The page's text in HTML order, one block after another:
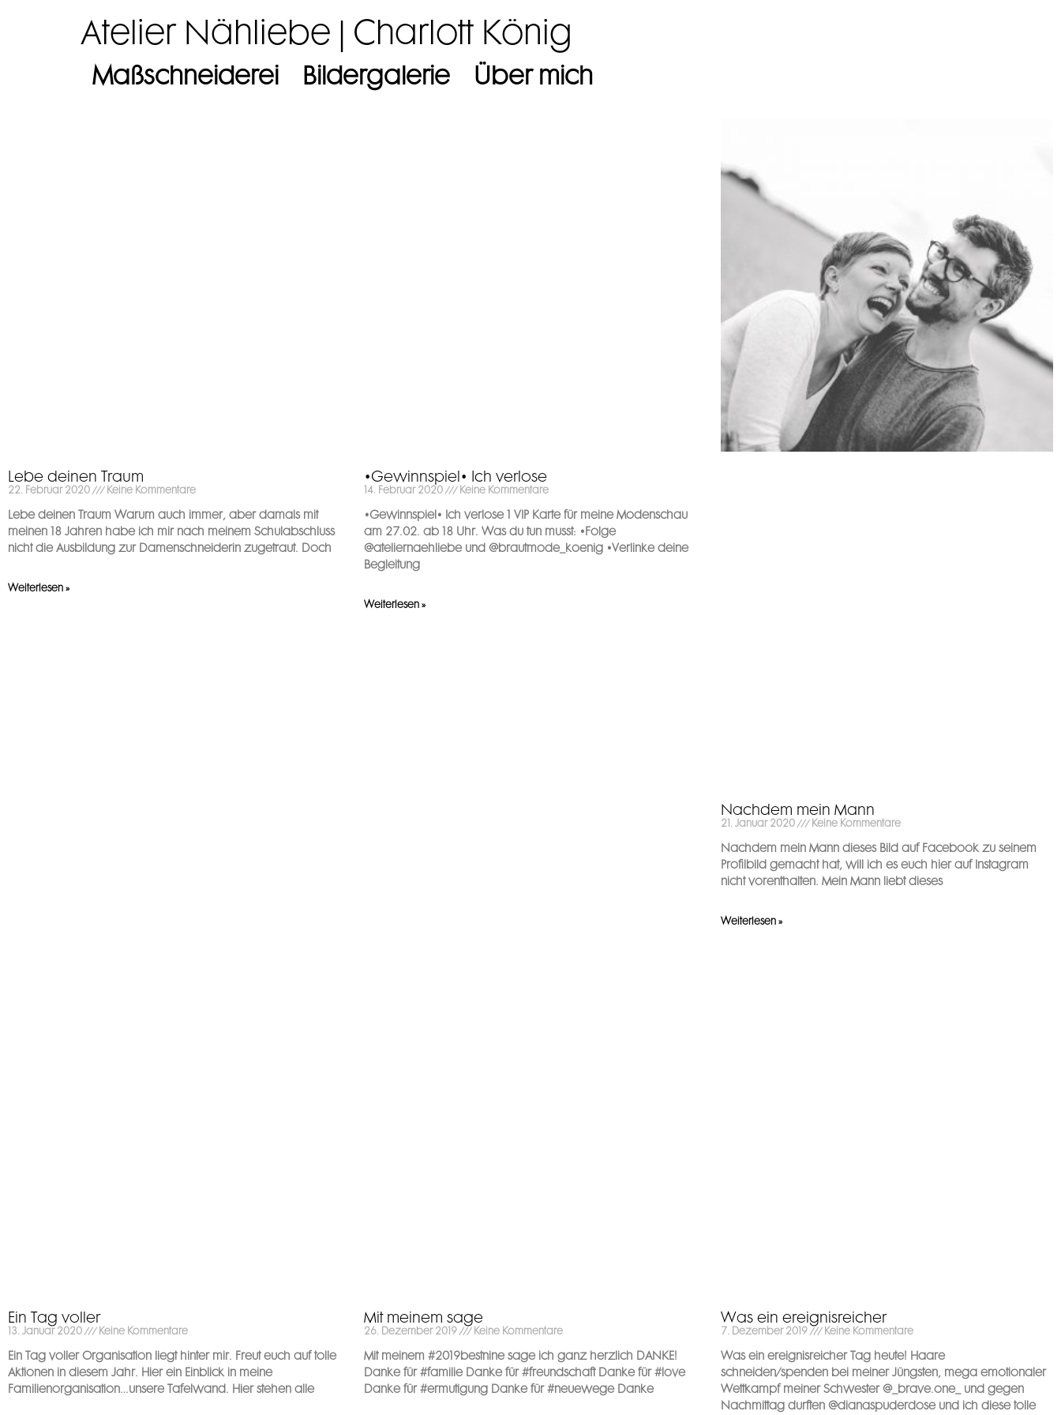
Atelier Nähliebe | Charlott König
Maßschneiderei Bildergalerie Über mich
Lebe deinen Traum
22. Februar 2020 Keine Kommentare
Lebe deinen Traum Warum auch immer, aber damals mit
meinen 18 Jahren habe ich mir nach meinem Schulabschluss
nicht die Ausbildung zur Damenschneiderin zugetraut. Doch
Weiterlesen »
•Gewinnspiel• Ich verlose
14. Februar 2020 Keine Kommentare
•Gewinnspiel• Ich verlose 1 VIP Karte für meine Modenschau
am 27.02. ab 18 Uhr. Was du tun musst: •Folge
@ateliernaehliebe und @brautmode_koenig •Verlinke deine
Begleitung
Weiterlesen »
Nachdem mein Mann
21. Januar 2020 Keine Kommentare
Nachdem mein Mann dieses Bild auf Facebook zu seinem
Profilbild gemacht hat, will ich es euch hier auf Instagram
nicht vorenthalten. Mein Mann liebt dieses
Weiterlesen »
Ein Tag voller
13. Januar 2020 Keine Kommentare
Ein Tag voller Organisation liegt hinter mir. Freut euch auf tolle
Aktionen in diesem Jahr. Hier ein Einblick in meine
Familienorganisation…unsere Tafelwand. Hier stehen alle
Mit meinem sage
26. Dezember 2019 Keine Kommentare
Mit meinem #2019bestnine sage ich ganz herzlich DANKE! ️
Danke für #familie Danke für #freundschaft Danke für #love
Danke für #ermutigung Danke für #neuewege Danke
Was ein ereignisreicher
7. Dezember 2019 Keine Kommentare
Was ein ereignisreicher Tag heute! Haare
schneiden/spenden bei meiner Jüngsten, mega emotionaler
Wettkampf meiner Schwester @_brave.one_ und gegen
Nachmittag durften @dianaspuderdose und ich diese tolle